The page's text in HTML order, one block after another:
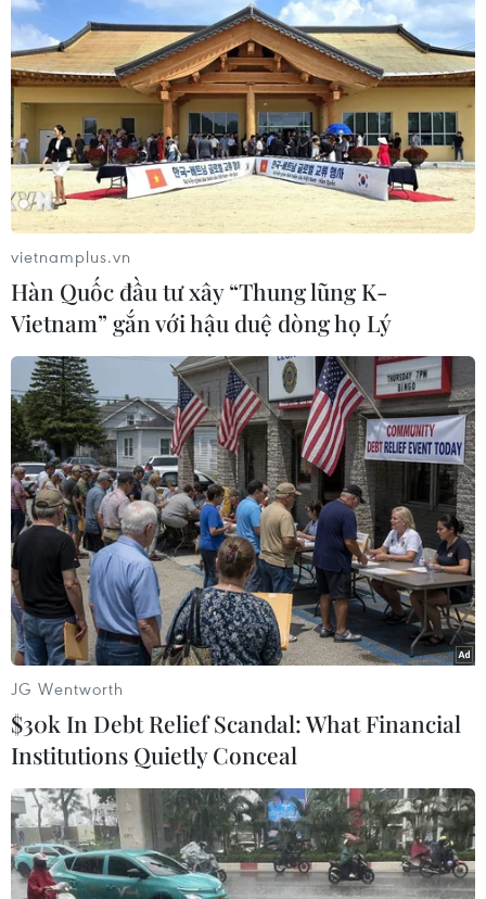
#Trung Quốc
#Tên lửa đẩy Trường Chinh
#Vệ tinh giám sát đại dương
#Vũ trụ Trung Quốc
17 giờ ngày 7/8, mở cửa
tràn xả mặt điều tiết hồ
chứa thủy điện Lai Châu
07/08/2026 07:28
Di dời hộ dân bị ảnh
hưởng bụi, mùi khét, tiếng
ồn từ Trung tâm Điện lực
Vĩnh Tân
07/08/2026 07:10
Hà Nội quyết liệt xử lý các
"điểm nghẽn" úng ngập,
Kiểm soát rác thải từ
nguồn - Giải pháp bảo vệ
vietnamplus.vn
Hàn Quốc đầu tư xây “Thung lũng K-
Vietnam” gắn với hậu duệ dòng họ Lý
JG Wentworth
$30k In Debt Relief Scandal: What Financial
Institutions Quietly Conceal